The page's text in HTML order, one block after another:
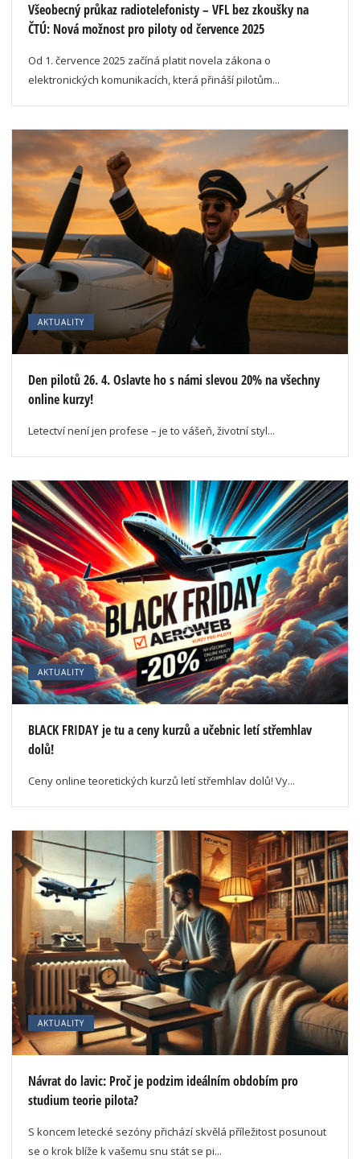
Všeobecný průkaz radiotelefonisty – VFL bez zkoušky na
ČTÚ: Nová možnost pro piloty od července 2025
Od 1. července 2025 začíná platit novela zákona o
elektronických komunikacích, která přináší pilotům...
AKTUALITY
Den pilotů 26. 4. Oslavte ho s námi slevou 20% na všechny
online kurzy!
Letectví není jen profese – je to vášeň, životní styl...
AKTUALITY
BLACK FRIDAY je tu a ceny kurzů a učebnic letí střemhlav
dolů!
Ceny online teoretických kurzů letí střemhlav dolů! Vy...
AKTUALITY
Návrat do lavic: Proč je podzim ideálním obdobím pro
studium teorie pilota?
S koncem letecké sezóny přichází skvělá příležitost posunout
se o krok blíže k vašemu snu stát se pi...